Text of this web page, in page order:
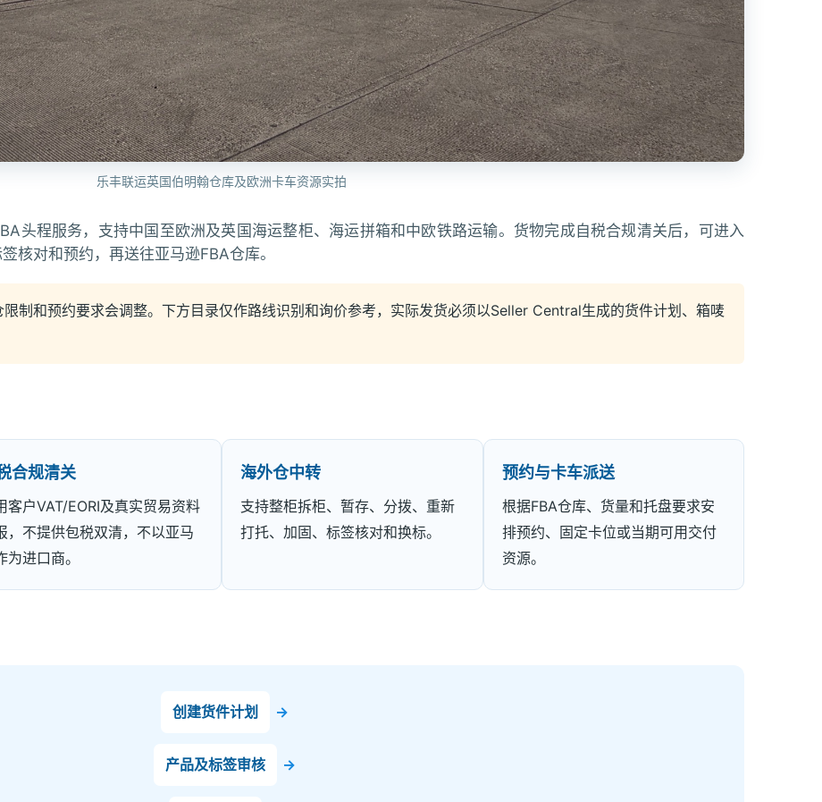
乐丰联运英国伯明翰仓库及欧洲卡车资源实拍
头程服务，支持中国至欧洲及英国海运整柜、海运拼箱和中欧铁路运输。货物完成自税合规清关后，可进入
核对和预约，再送往亚马逊FBA仓库。
制和预约要求会调整。下方目录仅作路线识别和询价参考，实际发货必须以Seller Central生成的货件计划、箱唛
合规清关
客户VAT/EORI及真实贸易资料
，不提供包税双清，不以亚马
为进口商。
海外仓中转
支持整柜拆柜、暂存、分拨、重新
打托、加固、标签核对和换标。
预约与卡车派送
根据FBA仓库、货量和托盘要求安
排预约、固定卡位或当期可用交付
资源。
创建货件计划 →
产品及标签审核 →